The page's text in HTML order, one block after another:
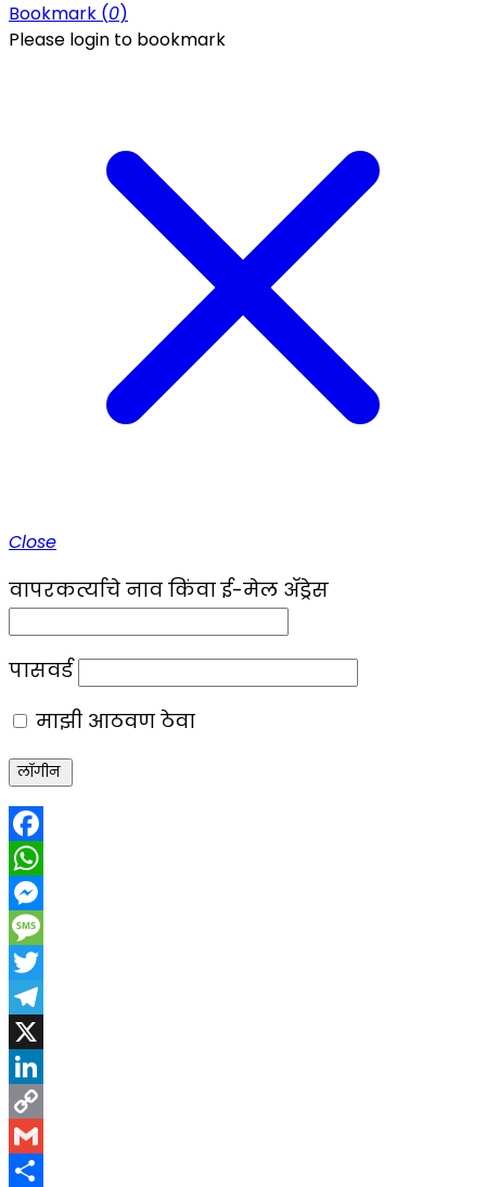
Bookmark (0)
Please login to bookmark
Close
वापरकर्त्याचे नाव किंवा ई-मेल ॲड्रेस
पासवर्ड
माझी आठवण ठेवा
Facebook
WhatsApp
Messenger
Message
Twitter
Telegram
X
LinkedIn
Copy
Link
Gmail